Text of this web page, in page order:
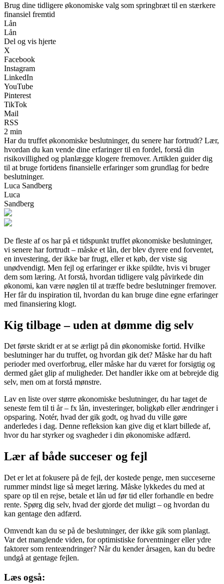
Brug dine tidligere økonomiske valg som springbræt til en stærkere
finansiel fremtid
Lån
Lån
Del og vis hjerte
X
Facebook
Instagram
LinkedIn
YouTube
Pinterest
TikTok
Mail
RSS
2 min
Har du truffet økonomiske beslutninger, du senere har fortrudt? Lær,
hvordan du kan vende dine erfaringer til en fordel, forstå din
risikovillighed og planlægge klogere fremover. Artiklen guider dig
til at bruge fortidens finansielle erfaringer som grundlag for bedre
beslutninger.
Luca Sandberg
Luca
Sandberg
De fleste af os har på et tidspunkt truffet økonomiske beslutninger,
vi senere har fortrudt – måske et lån, der blev dyrere end forventet,
en investering, der ikke bar frugt, eller et køb, der viste sig
unødvendigt. Men fejl og erfaringer er ikke spildte, hvis vi bruger
dem som læring. At forstå, hvordan tidligere valg påvirkede din
økonomi, kan være nøglen til at træffe bedre beslutninger fremover.
Her får du inspiration til, hvordan du kan bruge dine egne erfaringer
med finansiering klogt.
Kig tilbage – uden at dømme dig selv
Det første skridt er at se ærligt på din økonomiske fortid. Hvilke
beslutninger har du truffet, og hvordan gik det? Måske har du haft
perioder med overforbrug, eller måske har du været for forsigtig og
dermed gået glip af muligheder. Det handler ikke om at bebrejde dig
selv, men om at forstå mønstre.
Lav en liste over større økonomiske beslutninger, du har taget de
seneste fem til ti år – fx lån, investeringer, boligkøb eller ændringer i
opsparing. Notér, hvad der gik godt, og hvad du ville gøre
anderledes i dag. Denne refleksion kan give dig et klart billede af,
hvor du har styrker og svagheder i din økonomiske adfærd.
Lær af både succeser og fejl
Det er let at fokusere på de fejl, der kostede penge, men succeserne
rummer mindst lige så meget læring. Måske lykkedes du med at
spare op til en rejse, betale et lån ud før tid eller forhandle en bedre
rente. Spørg dig selv, hvad der gjorde det muligt – og hvordan du
kan gentage den adfærd.
Omvendt kan du se på de beslutninger, der ikke gik som planlagt.
Var det manglende viden, for optimistiske forventninger eller ydre
faktorer som renteændringer? Når du kender årsagen, kan du bedre
undgå at gentage fejlen.
Læs også: